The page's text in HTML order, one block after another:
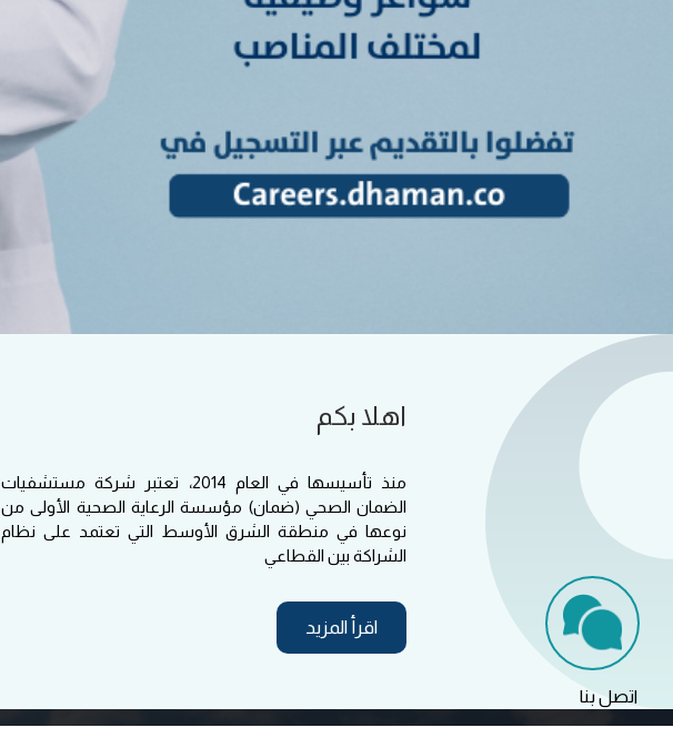
اهلا بكم
منذ تأسيسها في العام 2014، تعتبر شركة مستشفيات
الضمان الصحي (ضمان) مؤسسة الرعاية الصحية الأولى من
نوعها في منطقة الشرق الأوسط التي تعتمد على نظام
الشراكة بين القطاعي
اقرأ المزيد
اتصل بنا